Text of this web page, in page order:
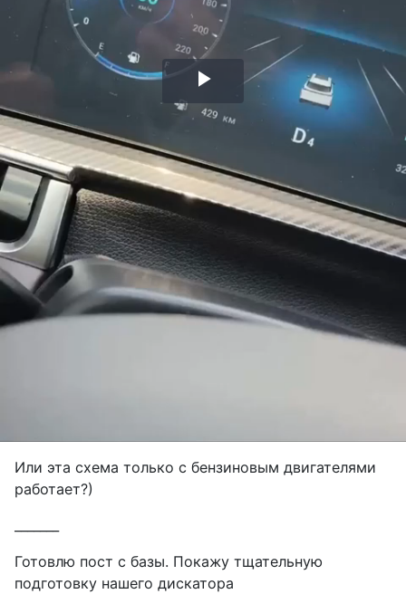
Воспроизвести
Или эта схема только с бензиновым двигателями
работает?)
Готовлю пост с базы. Покажу тщательную
подготовку нашего дискатора